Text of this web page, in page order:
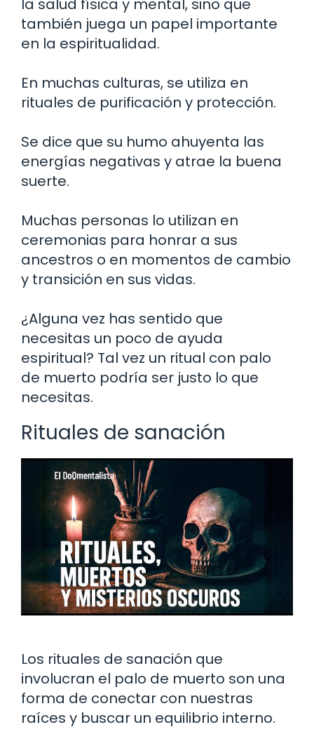
la salud física y mental, sino que
también juega un papel importante
en la espiritualidad.
En muchas culturas, se utiliza en
rituales de purificación y protección.
Se dice que su humo ahuyenta las
energías negativas y atrae la buena
suerte.
Muchas personas lo utilizan en
ceremonias para honrar a sus
ancestros o en momentos de cambio
y transición en sus vidas.
¿Alguna vez has sentido que
necesitas un poco de ayuda
espiritual? Tal vez un ritual con palo
de muerto podría ser justo lo que
necesitas.
Rituales de sanación
Los rituales de sanación que
involucran el palo de muerto son una
forma de conectar con nuestras
raíces y buscar un equilibrio interno.